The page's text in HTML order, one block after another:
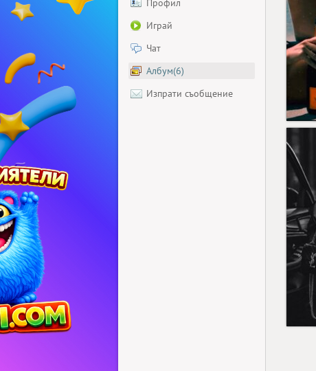
Профил
Играй
Чат
Албум(6)
Изпрати съобщение
6
7